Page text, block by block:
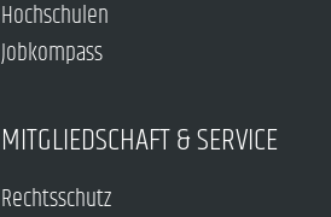
Hochschulen
Jobkompass
MITGLIEDSCHAFT & SERVICE
Rechtsschutz